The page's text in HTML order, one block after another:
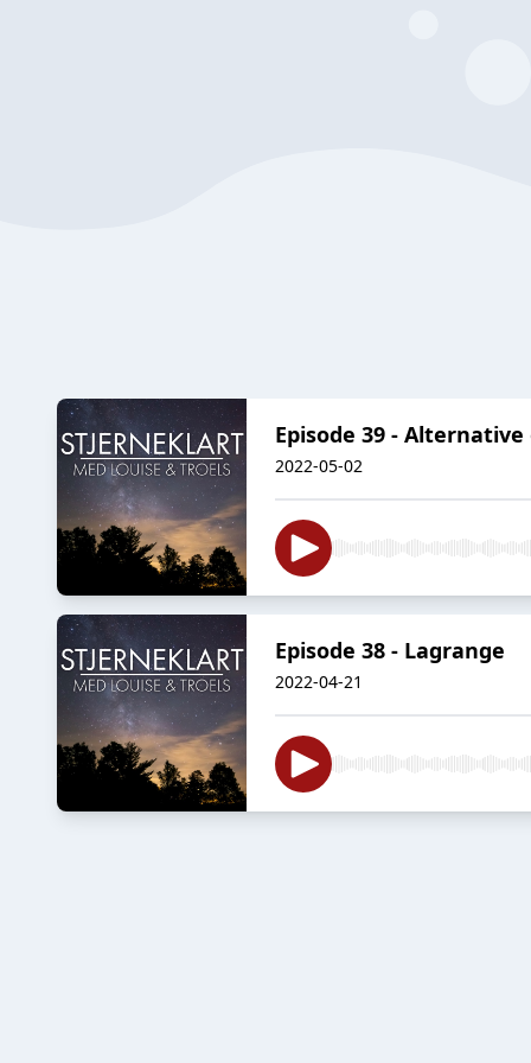
Episode 39 -
2022-05-02
Episode 38 - Lagrange
2022-04-21